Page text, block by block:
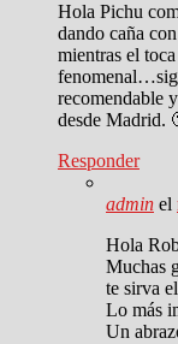
Hola Pichu
dando caña
mientras el
recomendable
desde Madrid.
Responder
admin el
Hola
Muchas
te sirva
Lo más
Un